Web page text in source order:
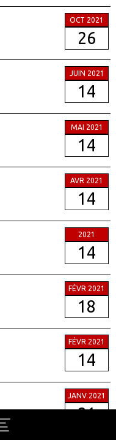
OCT 2021
26
JUIN 2021
14
MAI 2021
14
AVR 2021
14
2021
14
FÉVR 2021
18
FÉVR 2021
14
JANV 2021
21